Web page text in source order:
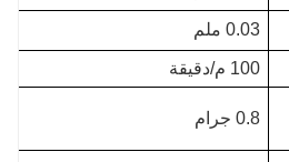
0.03 ملم
100 م/دقيقة
0.8 جرام